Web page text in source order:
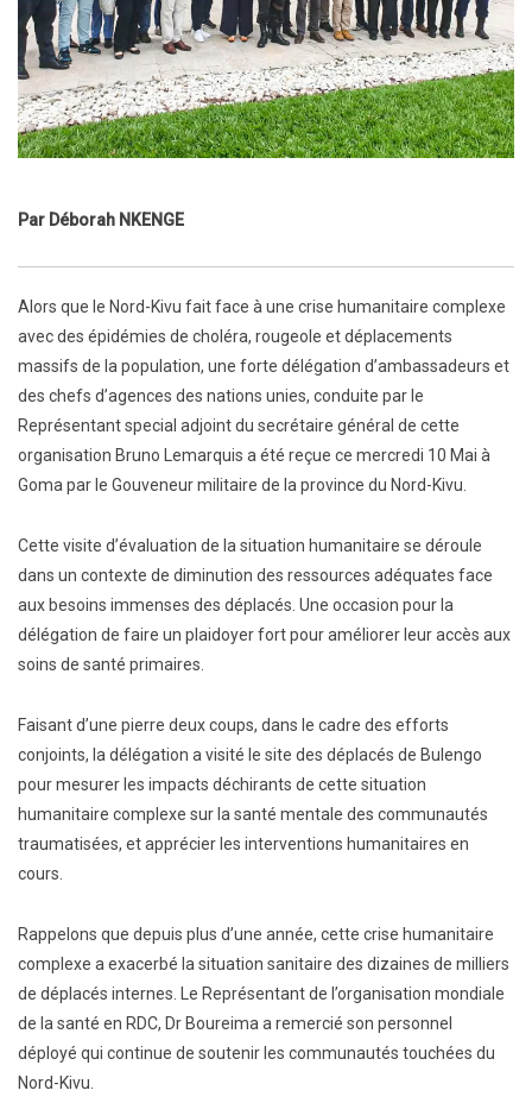
Par Déborah NKENGE
Alors que le Nord-Kivu fait face à une crise humanitaire complexe
avec des épidémies de choléra, rougeole et déplacements
massifs de la population, une forte délégation d’ambassadeurs et
des chefs d’agences des nations unies, conduite par le
Représentant special adjoint du secrétaire général de cette
organisation Bruno Lemarquis a été reçue ce mercredi 10 Mai à
Goma par le Gouveneur militaire de la province du Nord-Kivu.
Cette visite d’évaluation de la situation humanitaire se déroule
dans un contexte de diminution des ressources adéquates face
aux besoins immenses des déplacés. Une occasion pour la
délégation de faire un plaidoyer fort pour améliorer leur accès aux
soins de santé primaires.
Faisant d’une pierre deux coups, dans le cadre des efforts
conjoints, la délégation a visité le site des déplacés de Bulengo
pour mesurer les impacts déchirants de cette situation
humanitaire complexe sur la santé mentale des communautés
traumatisées, et apprécier les interventions humanitaires en
cours.
Rappelons que depuis plus d’une année, cette crise humanitaire
complexe a exacerbé la situation sanitaire des dizaines de milliers
de déplacés internes. Le Représentant de l’organisation mondiale
de la santé en RDC, Dr Boureima a remercié son personnel
déployé qui continue de soutenir les communautés touchées du
Nord-Kivu.